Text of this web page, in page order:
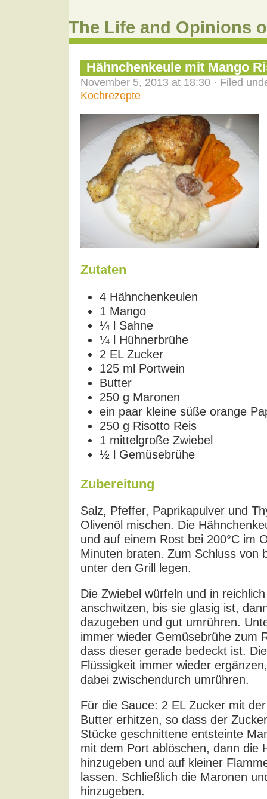
The Life and Opinions
Hähnchenkeule mit Mango
November 5, 2013 at 18:30 · Filed
Kochrezepte
Zutaten
4 Hähnchenkeulen
1 Mango
¼ l Sahne
¼ l Hühnerbrühe
2 EL Zucker
125 ml Portwein
Butter
250 g Maronen
ein paar kleine süße orange
250 g Risotto Reis
1 mittelgroße Zwiebel
½ l Gemüsebrühe
Zubereitung
Salz, Pfeffer, Paprikapulver und
Olivenöl mischen. Die
und auf einem Rost bei 200°C im
Minuten braten. Zum Schluss von
unter den Grill legen.
Die Zwiebel würfeln und in
anschwitzen, bis sie glasig ist,
dazugeben und gut umrühren.
immer wieder Gemüsebrühe zum
dass dieser gerade bedeckt ist.
Flüssigkeit immer wieder
dabei zwischendurch umrühren.
Für die Sauce: 2 EL Zucker mit
Butter erhitzen, so dass der
Stücke geschnittene entsteinte
mit dem Port ablöschen, dann die
hinzugeben und auf kleiner
lassen. Schließlich die Maronen
hinzugeben.